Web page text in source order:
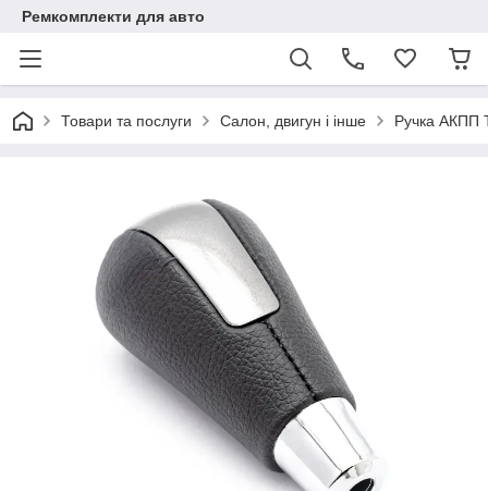
Ремкомплекти для авто
Товари та послуги Салон, двигун і інше Ручка АКПП